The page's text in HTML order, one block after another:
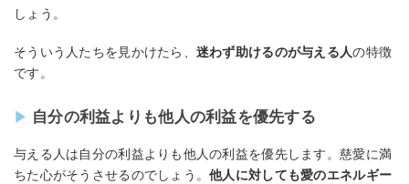
しょう。
そういう人たちを見かけたら、 迷わず助けるのが与える人の特徴
です。
自分の利益よりも他人の利益を優先する
与える人は自分の利益よりも他人の利益を優先します。慈愛に満
ちた心がそうさせるのでしょう。他人に対しても愛のエネルギー